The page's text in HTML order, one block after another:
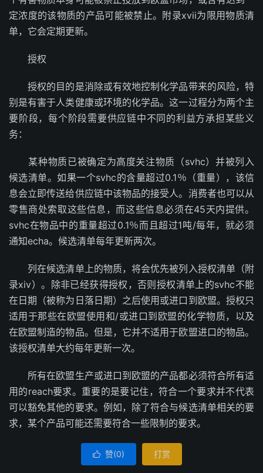
定浓度的该物质的产品可能被禁止。附录xvii为限用物质清
单，它会定期更新。
授权
授权的目的是消除或有效地控制化学品带来的风险，特
别是有害于人类健康或环境的化学品。这一过程分为两个主
要阶段，每个阶段需要供应链中不同的利益方承担某些义
务：
某种物质已被确定为高度关注物质（svhc）并被列入
候选清单。如果一个svhc的含量超过0.1％（重量），该信
息会立即传送给供应链中该物品的接受人。消费者也可以从
零售商处索取这些信息，而这些信息必须在45天内提供。
svhc在物品中的重量超过0.1％而且超过1吨/每年，就必须
通知echa。候选清单每年更新两次。
列在候选清单上的物质，将会优先被列入授权清单（附
录xiv）。除非已经获得授权，否则授权清单上的svhc不能
在日期（被称为日落日期）之后使用或进口到欧盟。授权只
适用于那些在欧盟使用和/或进口到欧盟的化学物质，以及
在欧盟制造的物品。但是，它并不适用于欧盟进口的物品。
该授权清单大约每年更新一次。
所有在欧盟生产或进口到欧盟的产品都必须符合所有适
用的reach要求。重要的是要记住，符合一个要求并不代表
可以豁免其他的要求。例如，除了符合与候选清单相关的要
求，某个产品可能还需要符合一些限制的要求。
 赞(0) 打赏